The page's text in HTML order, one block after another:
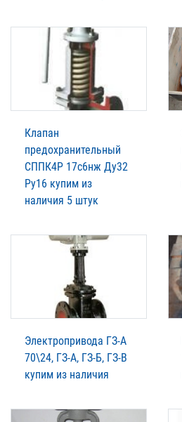
Клапан
предохранительный
СППК4Р 17с6нж Ду32
Ру16 купим из
наличия 5 штук
Электропривода ГЗ-А
70\24, ГЗ-А, ГЗ-Б, ГЗ-В
купим из наличия